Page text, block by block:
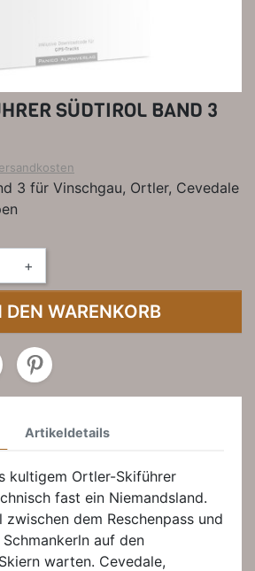
SÜDTIROL BAND 3
3 für Vinschgau, Ortler, Cevedale
+
DEN WARENKORB
Artikeldetails
kultigem Ortler-Skiführer
fast ein Niemandsland.
dem Reschenpass und
auf den
warten. Cevedale,